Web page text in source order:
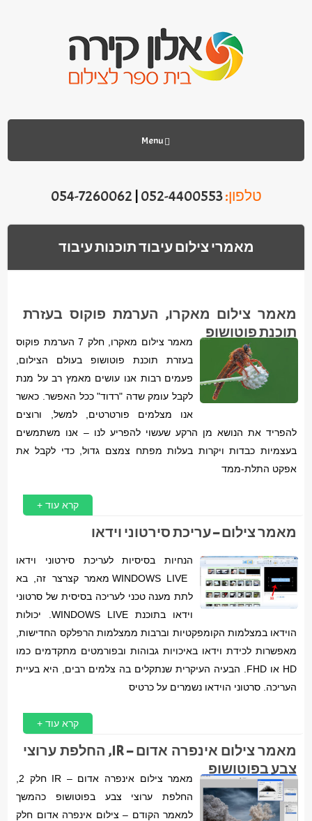
טלפון:052-4400553
054-7260062
מאמרי צילום עיבוד תוכנות עיבוד
מאמר צילום מאקרו, הערמת פוקוס בעזרת
תוכנת פוטושופ
מאמר צילום מאקרו, חלק 7 הערמת פוקוס
בעזרת תוכנת פוטושופ בעולם הצילום,
פעמים רבות אנו עושים מאמץ רב על מנת
לקבל עומק שדה "רדוד" ככל האפשר. כאשר
אנו מצלמים פורטרטים, למשל, ורוצים
להפריד את הנושא מן הרקע שעשוי להפריע לנו – אנו משתמשים
בעצמיות כבדות ויקרות בעלות מפתח צמצם גדול, כדי לקבל את
אפקט התלת-ממד
קרא עוד +
מאמר צילום – עריכת סירטוני וידאו
הנחיות בסיסיות לעריכת סירטוני וידאו
WINDOWS LIVE מאמר קצרצר זה, בא
לתת מענה טכני לעריכה בסיסית של סרטוני
וידאו בתוכנת WINDOWS LIVE. יכולות
הוידאו במצלמות הקומפקטיות וברבות ממצלמות הרפלקס החדישות,
מאפשרות לכידת וידאו באיכויות גבוהות ובפורמטים מתקדמים כמו
HD או FHD. הבעיה העיקרית שנתקלים בה צלמים רבים, היא בעיית
העריכה. סרטוני הוידאו נשמרים על כרטיס
קרא עוד +
מאמר צילום אינפרה אדום – IR, החלפת ערוצי
צבע בפוטושופ
החלפת ערוצי צבע בפוטושופ כהמשך
למאמר הקודם – צילום אינפרה אדום חלק